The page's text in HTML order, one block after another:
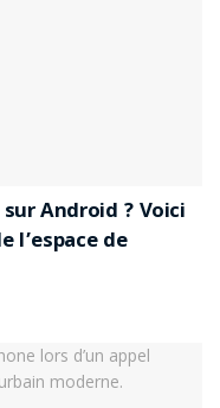
Android ? Voici
l’espace de